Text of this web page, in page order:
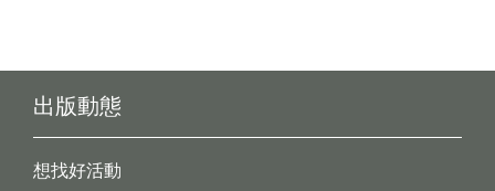
出版動態
想找好活動